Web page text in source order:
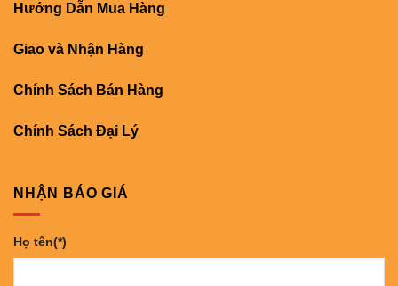
Hướng Dẫn Mua Hàng
Giao và Nhận Hàng
Chính Sách Bán Hàng
Chính Sách Đại Lý
NHẬN BÁO GIÁ
Họ tên(*)